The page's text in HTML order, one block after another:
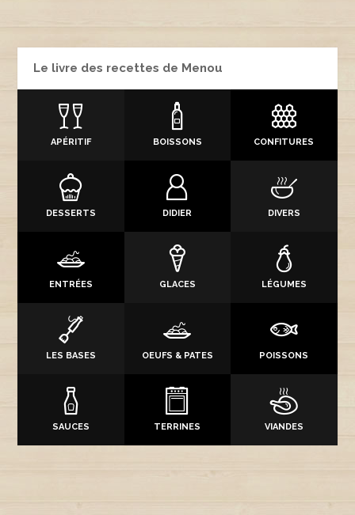
Le livre des recettes de Menou
APÉRITIF BOISSONS CONFITURES
DESSERTS DIDIER DIVERS
ENTRÉES GLACES LÉGUMES
LES BASES OEUFS & PATES POISSONS
SAUCES TERRINES VIANDES